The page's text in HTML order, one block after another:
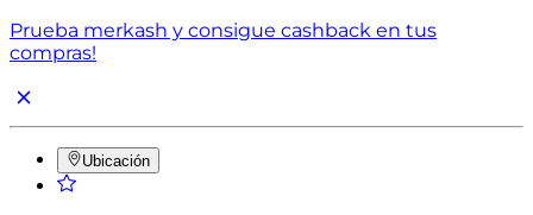
Prueba merkash y consigue cashback en tus
compras!
Ubicación